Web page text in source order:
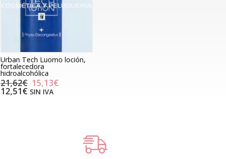
Urban Tech Luomo loción,
fortalecedora
hidroalcohólica
21,62€ 15,13€
12,51€ SIN IVA